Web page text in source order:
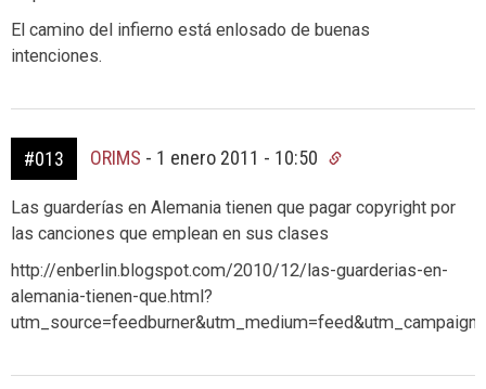
El camino del infierno está enlosado de buenas
intenciones.
#013 ORIMS - 1 enero 2011 - 10:50
Las guarderías en Alemania tienen que pagar copyright por
las canciones que emplean en sus clases
http://enberlin.blogspot.com/2010/12/las-guarderias-en-
alemania-tienen-que.html?